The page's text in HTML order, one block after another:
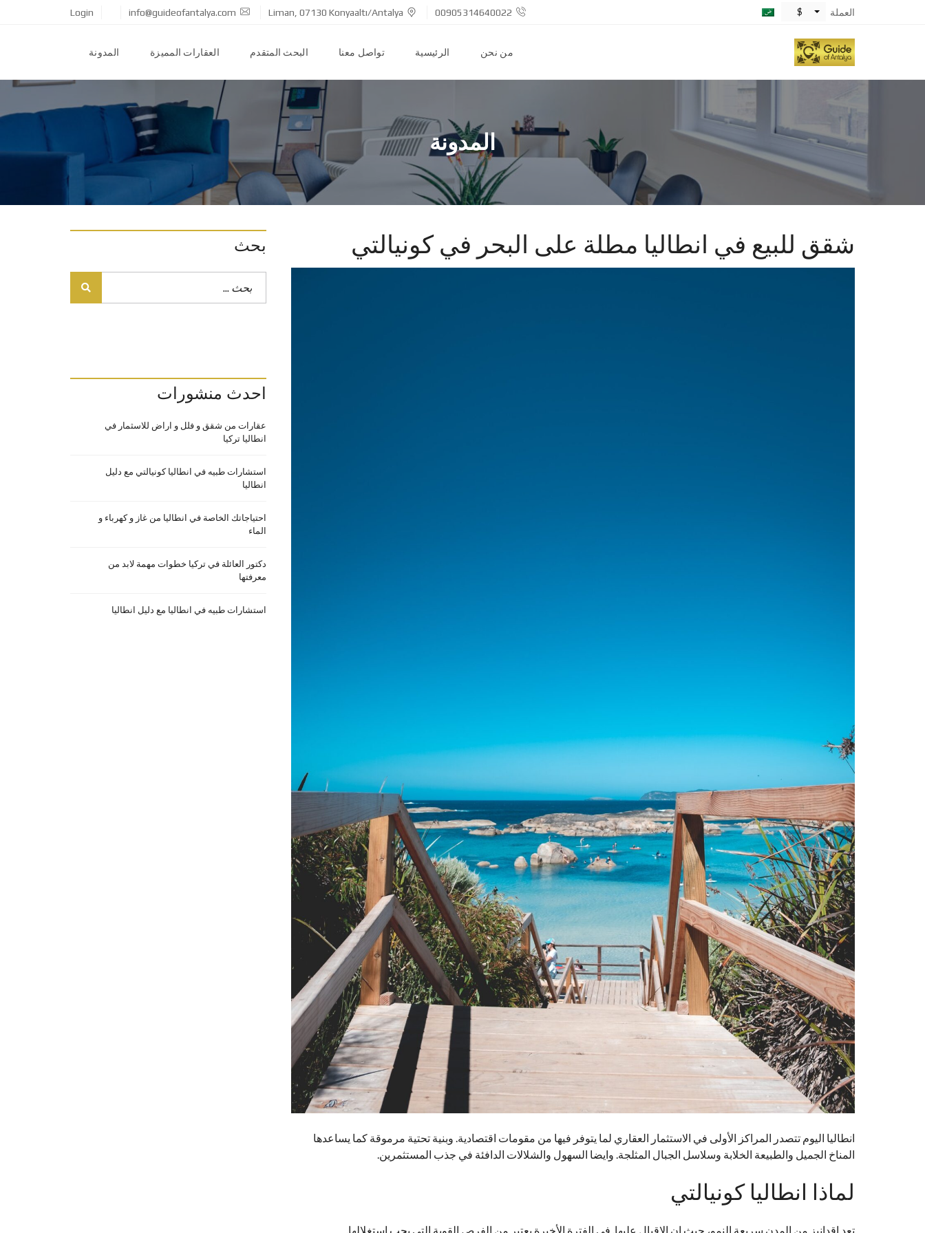
العملة $
00905314640022
Liman, 07130 Konyaaltı/Antalya
info@guideofantalya.com
Login
من نحن الرئيسية تواصل معنا البحث المتقدم العقارات المميزة المدونة
المدونة
شقق للبيع في انطاليا مطلة على البحر في كونيالتي
انطاليا اليوم تتصدر المراكز الأولى في الاستثمار العقاري لما يتوفر فيها من مقومات اقتصادية. وبنية تحتية مرموقة كما يساعدها
المناخ الجميل والطبيعة الخلابة وسلاسل الجبال المثلجة. وايضا السهول والشلالات الدافئة في جذب المستثمرين.
لماذا انطاليا كونيالتي
تعد اقدانيز من المدن سريعة النمو، حيث ان الاقبال عليها. في الفترة الأخيرة يعتبر من الفرص القوية التي يجب استغلالها.
بحث
احدث منشورات
عقارات من شقق و فلل و اراض للاسثمار في
انطاليا تركيا
استشارات طبيه في انطاليا كونيالتي مع دليل
انطاليا
احتياجاتك الخاصة في انطاليا من غاز و كهرباء و
الماء
دكتور العائلة في تركيا خطوات مهمة لابد من
معرفتها
استشارات طبيه في انطاليا مع دليل انطاليا